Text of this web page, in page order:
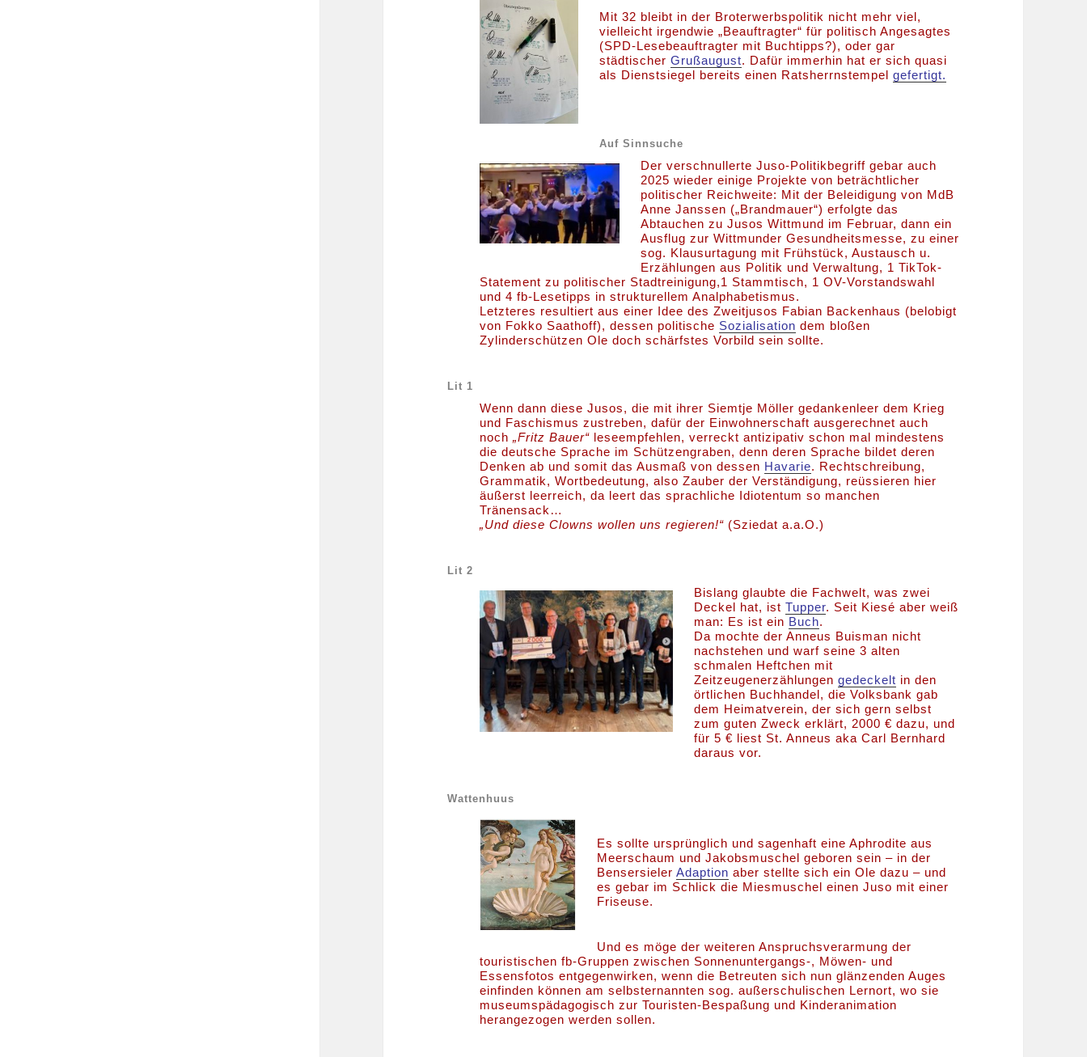
Mit 32 bleibt in der Broterwerbspolitik nicht mehr viel,
vielleicht irgendwie „Beauftragter“ für politisch Angesagtes
(SPD-Lesebeauftragter mit Buchtipps?), oder gar
städtischer Grußaugust. Dafür immerhin hat er sich quasi
als Dienstsiegel bereits einen Ratsherrnstempel gefertigt.
Auf Sinnsuche
Der verschnullerte Juso-Politikbegriff gebar auch
2025 wieder einige Projekte von beträchtlicher
politischer Reichweite: Mit der Beleidigung von MdB
Anne Janssen („Brandmauer“) erfolgte das
Abtauchen zu Jusos Wittmund im Februar, dann ein
Ausflug zur Wittmunder Gesundheitsmesse, zu einer
sog. Klausurtagung mit Frühstück, Austausch u.
Erzählungen aus Politik und Verwaltung, 1 TikTok-
Statement zu politischer Stadtreinigung,1 Stammtisch, 1 OV-Vorstandswahl
und 4 fb-Lesetipps in strukturellem Analphabetismus.
Letzteres resultiert aus einer Idee des Zweitjusos Fabian Backenhaus (belobigt
von Fokko Saathoff), dessen politische Sozialisation dem bloßen
Zylinderschützen Ole doch schärfstes Vorbild sein sollte.
Lit 1
Wenn dann diese Jusos, die mit ihrer Siemtje Möller gedankenleer dem Krieg
und Faschismus zustreben, dafür der Einwohnerschaft ausgerechnet auch
noch„Fritz Bauer“ leseempfehlen, verreckt antizipativ schon mal mindestens
die deutsche Sprache im Schützengraben, denn deren Sprache bildet deren
Denken ab und somit das Ausmaß von dessen Havarie. Rechtschreibung,
Grammatik, Wortbedeutung, also Zauber der Verständigung, reüssieren hier
äußerst leerreich, da leert das sprachliche Idiotentum so manchen
Tränensack…
„Und diese Clowns wollen uns regieren!“ (Sziedat a.a.O.)
Lit 2
Bislang glaubte die Fachwelt, was zwei
Deckel hat, ist Tupper. Seit Kiesé aber weiß
man: Es ist ein Buch.
Da mochte der Anneus Buisman nicht
nachstehen und warf seine 3 alten
schmalen Heftchen mit
Zeitzeugenerzählungen gedeckelt in den
örtlichen Buchhandel, die Volksbank gab
dem Heimatverein, der sich gern selbst
zum guten Zweck erklärt, 2000 € dazu, und
für 5 € liest St. Anneus aka Carl Bernhard
daraus vor.
Wattenhuus
Es sollte ursprünglich und sagenhaft eine Aphrodite aus
Meerschaum und Jakobsmuschel geboren sein – in der
Bensersieler Adaption aber stellte sich ein Ole dazu – und
es gebar im Schlick die Miesmuschel einen Juso mit einer
Friseuse.
Und es möge der weiteren Anspruchsverarmung der
touristischen fb-Gruppen zwischen Sonnenuntergangs-, Möwen- und
Essensfotos entgegenwirken, wenn die Betreuten sich nun glänzenden Auges
einfinden können am selbsternannten sog. außerschulischen Lernort, wo sie
museumspädagogisch zur Touristen-Bespaßung und Kinderanimation
herangezogen werden sollen.